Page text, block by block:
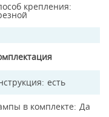
крепления
есть
в комплекте Да